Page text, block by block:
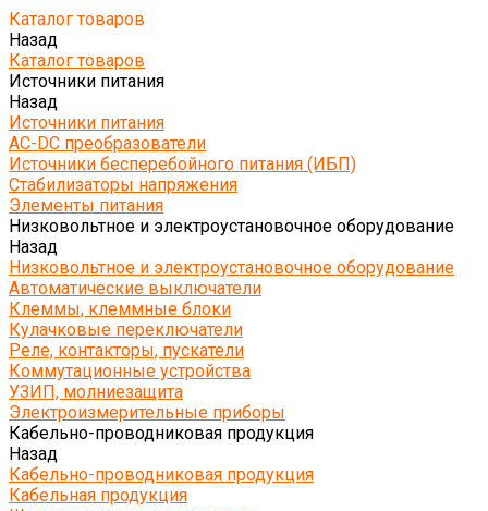
Каталог товаров
Назад
Каталог товаров
Источники питания
Назад
Источники питания
AC-DC преобразователи
Источники бесперебойного питания (ИБП)
Стабилизаторы напряжения
Элементы питания
Низковольтное и электроустановочное оборудование
Назад
Низковольтное и электроустановочное оборудование
Автоматические выключатели
Клеммы, клеммные блоки
Кулачковые переключатели
Реле, контакторы, пускатели
Коммутационные устройства
УЗИП, молниезащита
Электроизмерительные приборы
Кабельно-проводниковая продукция
Назад
Кабельно-проводниковая продукция
Кабельная продукция